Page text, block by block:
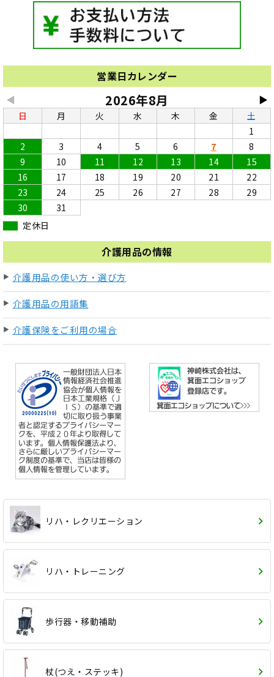
営業日カレンダー
◀ ▶
2026年8月
日 月 火 水 木 金
土
1
2
3 4 5 6 7
8
9
10 11 12 13 14
15
16
17 18 19 20 21
22
23
24 25 26 27 28
29
30
31
定休日
介護用品の情報
介護用品の使い方・選び方
介護用品の用語集
介護保険をご利用の場合
リハ・レクリエーション
リハ・トレーニング
歩行器・移動補助
杖(つえ・ステッキ)